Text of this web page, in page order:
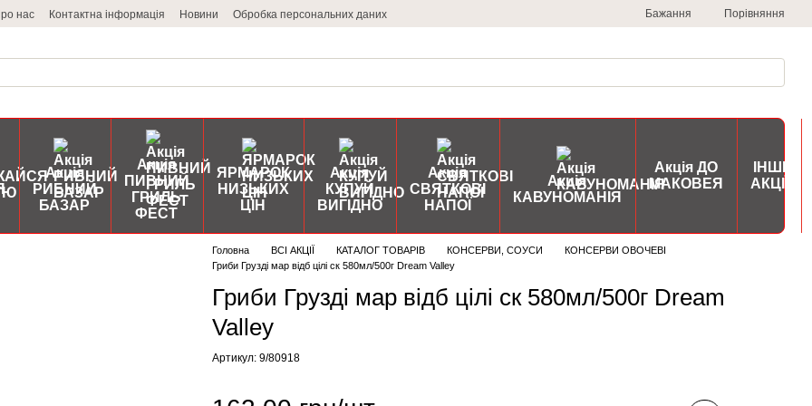
нас Контактна інформація Новини Обробка персональних даних Бажання Порівняння
Акція
РИБНИЙ
БАЗАР
Акція
ПИВНИЙ
ГРИЛЬ
ФЕСТ
ЯРМАРОК
НИЗЬКИХ
ЦІН
Акція
КУПУЙ
ВИГІДНО
Акція
СВЯТКОВІ
НАПОЇ
Акція
КАВУНОМАНІЯ
Акція ДО
МАКОВЕЯ
ІНШІ
АКЦІЇ
Головна ВСІ АКЦІЇ КАТАЛОГ ТОВАРІВ КОНСЕРВИ, СОУСИ
КОНСЕРВИ ОВОЧЕВІ
Гриби Грузді мар відб цілі ск 580мл/500г Dream Valley
Гриби Грузді мар відб цілі ск 580мл/500г Dream
Valley
Артикул: 9/80918